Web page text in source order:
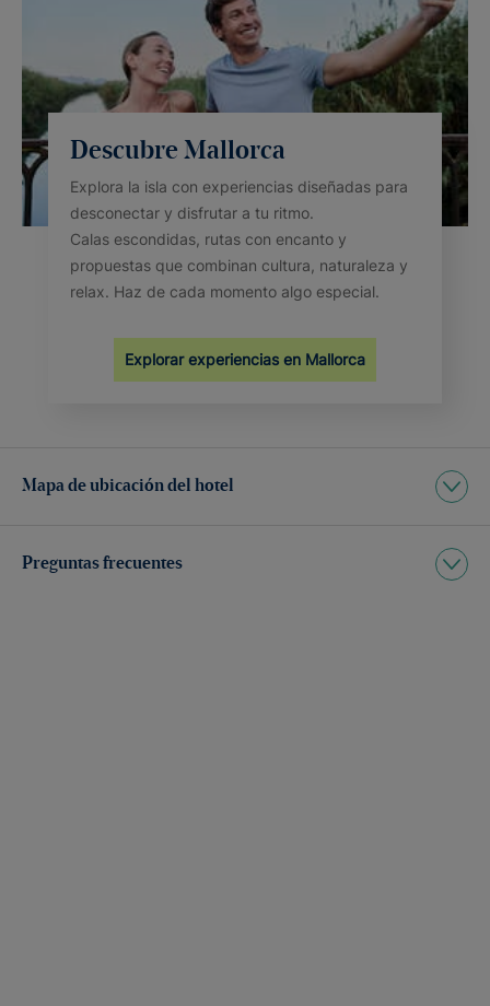
Descubre Mallorca
Explora la isla con experiencias diseñadas para
desconectar y disfrutar a tu ritmo.
Calas escondidas, rutas con encanto y
propuestas que combinan cultura, naturaleza y
relax. Haz de cada momento algo especial.
Explorar experiencias en Mallorca
Mapa de ubicación del hotel
Preguntas frecuentes